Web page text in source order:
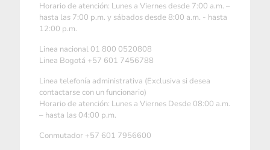
Horario de atención: Lunes a Viernes desde 7:00 a.m. –
hasta las 7:00 p.m. y sábados desde 8:00 a.m. - hasta
12:00 p.m.
Linea nacional 01 800 0520808
Linea Bogotá +57 601 7456788
Linea telefonía administrativa (Exclusiva si desea
contactarse con un funcionario)
Horario de atención: Lunes a Viernes Desde 08:00 a.m.
– hasta las 04:00 p.m.
Conmutador +57 601 7956600